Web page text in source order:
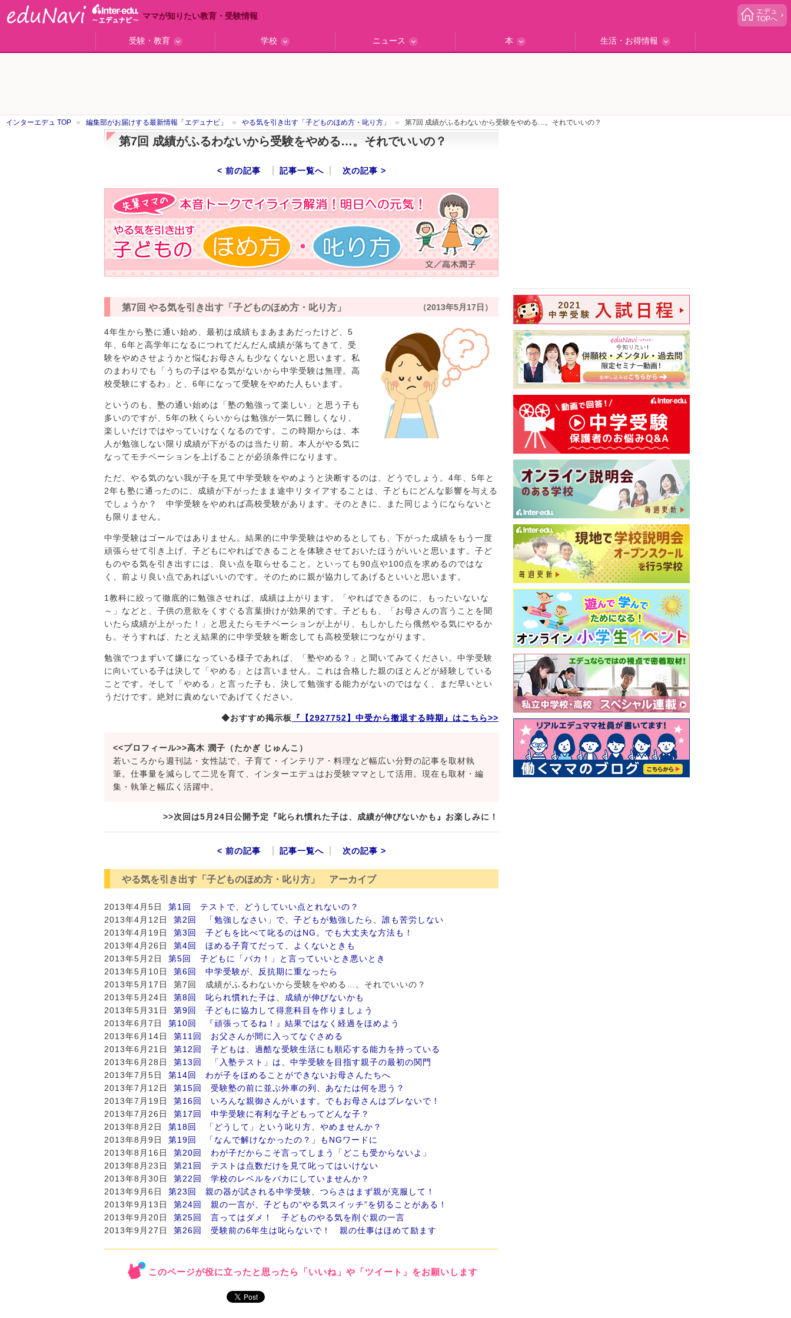
ママが知りたい教育・受験情報
エデュ
TOPへ
受験・教育
学校
ニュース
本
生活・お得情報
インターエデュ TOP 編集部がお届けする最新情報「エデュナビ」 やる気を引き出す「子どものほめ方・叱り方」 第7回 成績がふるわないから受験をやめる…。それでいいの？
第7回 成績がふるわないから受験をやめる…。それでいいの？
< 前の記事 記事一覧へ 次の記事 >
第7回 やる気を引き出す「子どものほめ方・叱り方」 （2013年5月17日）
4年生から塾に通い始め、最初は成績もまあまあだったけど、5
年、6年と高学年になるにつれてだんだん成績が落ちてきて、受
験をやめさせようかと悩むお母さんも少なくないと思います。私
のまわりでも「うちの子はやる気がないから中学受験は無理。高
校受験にするわ」と、6年になって受験をやめた人もいます。
というのも、塾の通い始めは「塾の勉強って楽しい」と思う子も
多いのですが、5年の秋くらいからは勉強が一気に難しくなり、
楽しいだけではやっていけなくなるのです。この時期からは、本
人が勉強しない限り成績が下がるのは当たり前。本人がやる気に
なってモチベーションを上げることが必須条件になります。
ただ、やる気のない我が子を見て中学受験をやめようと決断するのは、どうでしょう。4年、5年と
2年も塾に通ったのに、成績が下がったまま途中リタイアすることは、子どもにどんな影響を与える
でしょうか？ 中学受験をやめれば高校受験があります。そのときに、また同じようにならないと
も限りません。
中学受験はゴールではありません。結果的に中学受験はやめるとしても、下がった成績をもう一度
頑張らせて引き上げ、子どもにやればできることを体験させておいたほうがいいと思います。子ど
ものやる気を引き出すには、良い点を取らせること。といっても90点や100点を求めるのではな
く、前より良い点であればいいのです。そのために親が協力してあげるといいと思います。
1教科に絞って徹底的に勉強させれば、成績は上がります。「やればできるのに、もったいないな
～」などと、子供の意欲をくすぐる言葉掛けが効果的です。子どもも、「お母さんの言うことを聞
いたら成績が上がった！」と思えたらモチベーションが上がり、もしかしたら俄然やる気にやるか
も。そうすれば、たとえ結果的に中学受験を断念しても高校受験につながります。
勉強でつまずいて嫌になっている様子であれば、「塾やめる？」と聞いてみてください。中学受験
に向いている子は決して「やめる」とは言いません。これは合格した親のほとんどが経験している
ことです。そして「やめる」と言った子も、決して勉強する能力がないのではなく、まだ早いとい
うだけです。絶対に責めないであげてください。
◆おすすめ掲示板 『【2927752】中受から撤退する時期』はこちら>>
<<プロフィール>>高木 潤子（たかぎ じゅんこ）
若いころから週刊誌・女性誌で、子育て・インテリア・料理など幅広い分野の記事を取材執
筆。仕事量を減らして二児を育て、インターエデュはお受験ママとして活用。現在も取材・編
集・執筆と幅広く活躍中。
>>次回は5月24日公開予定『叱られ慣れた子は、成績が伸びないかも』お楽しみに！
< 前の記事 記事一覧へ 次の記事 >
やる気を引き出す「子どものほめ方・叱り方」 アーカイブ
2013年4月5日 第1回 テストで、どうしていい点とれないの？
2013年4月12日 第2回 「勉強しなさい」で、子どもが勉強したら、誰も苦労しない
2013年4月19日 第3回 子どもを比べて叱るのはNG。でも大丈夫な方法も！
2013年4月26日 第4回 ほめる子育てだって、よくないときも
2013年5月2日 第5回 子どもに「バカ！」と言っていいとき悪いとき
2013年5月10日 第6回 中学受験が、反抗期に重なったら
2013年5月17日 第7回 成績がふるわないから受験をやめる…。それでいいの？
2013年5月24日 第8回 叱られ慣れた子は、成績が伸びないかも
2013年5月31日 第9回 子どもに協力して得意科目を作りましょう
2013年6月7日 第10回 『頑張ってるね！』結果ではなく経過をほめよう
2013年6月14日 第11回 お父さんが間に入ってなぐさめる
2013年6月21日 第12回 子どもは、過酷な受験生活にも順応する能力を持っている
2013年6月28日 第13回 「入塾テスト」は、中学受験を目指す親子の最初の関門
2013年7月5日 第14回 わが子をほめることができないお母さんたちへ
2013年7月12日 第15回 受験塾の前に並ぶ外車の列、あなたは何を思う？
2013年7月19日 第16回 いろんな親御さんがいます。でもお母さんはブレないで！
2013年7月26日 第17回 中学受験に有利な子どもってどんな子？
2013年8月2日 第18回 「どうして」という叱り方、やめませんか？
2013年8月9日 第19回 「なんで解けなかったの？」もNGワードに
2013年8月16日 第20回 わが子だからこそ言ってしまう「どこも受からないよ」
2013年8月23日 第21回 テストは点数だけを見て叱ってはいけない
2013年8月30日 第22回 学校のレベルをバカにしていませんか？
2013年9月6日 第23回 親の器が試される中学受験、つらさはまず親が克服して！
2013年9月13日 第24回 親の一言が、子どもの“やる気スイッチ”を切ることがある！
2013年9月20日 第25回 言ってはダメ！ 子どものやる気を削ぐ親の一言
2013年9月27日 第26回 受験前の6年生は叱らないで！ 親の仕事はほめて励ます
このページが役に立ったと思ったら「いいね」や「ツイート」をお願いします